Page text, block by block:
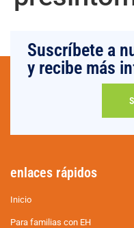
Suscríbete a
y recibe más
enlaces rápidos
Inicio
Para familias con EH